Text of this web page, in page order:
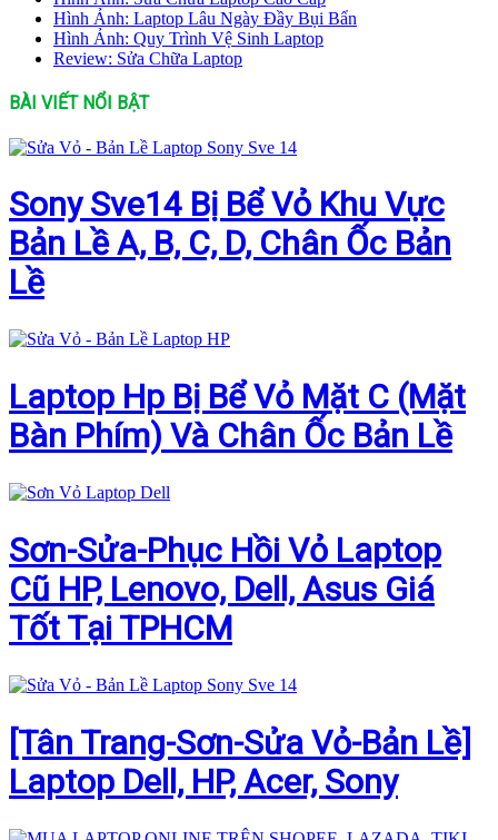
Hình Ảnh: Laptop Lâu Ngày Đầy Bụi Bẩn
Hình Ảnh: Quy Trình Vệ Sinh Laptop
Review: Sửa Chữa Laptop
BÀI VIẾT NỔI BẬT
Sony Sve14 Bị Bể Vỏ Khu Vực
Bản Lề A, B, C, D, Chân Ốc Bản
Lề
Laptop Hp Bị Bể Vỏ Mặt C (Mặt
Bàn Phím) Và Chân Ốc Bản Lề
Sơn-Sửa-Phục Hồi Vỏ Laptop
Cũ HP, Lenovo, Dell, Asus Giá
Tốt Tại TPHCM
[Tân Trang-Sơn-Sửa Vỏ-Bản Lề]
Laptop Dell, HP, Acer, Sony